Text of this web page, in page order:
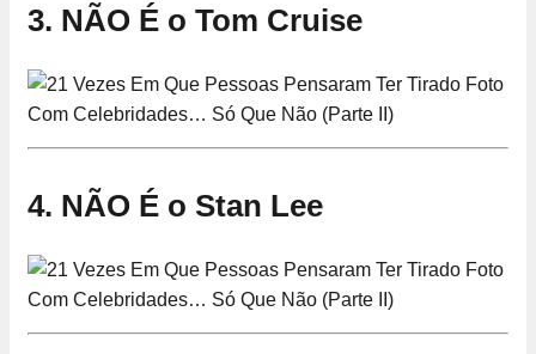
3. NÃO É o Tom Cruise
4. NÃO É o Stan Lee